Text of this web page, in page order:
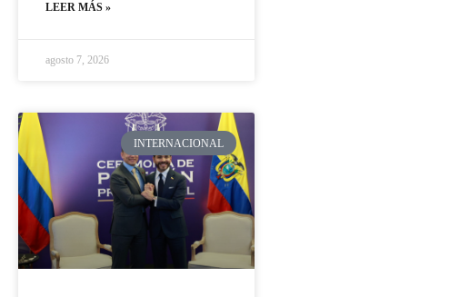
LEER MÁS »
agosto 7, 2026
INTERNACIONAL